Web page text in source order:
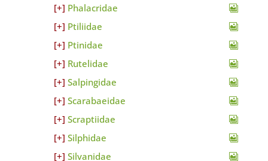
Phalacridae
Ptiliidae
Ptinidae
Rutelidae
Salpingidae
Scarabaeidae
Scraptiidae
Silphidae
Silvanidae